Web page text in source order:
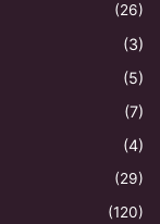
(26)
(3)
(5)
(7)
(4)
(29)
(120)